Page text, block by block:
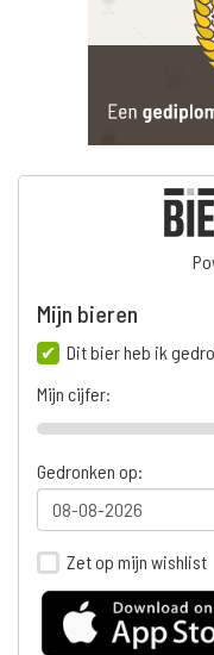
Mijn bieren
Dit bier heb ik
Mijn cijfer:
Gedronken op:
Zet op mijn wishlist